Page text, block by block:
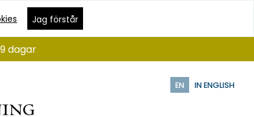
Jag förstår
EN IN ENGLISH
dagar